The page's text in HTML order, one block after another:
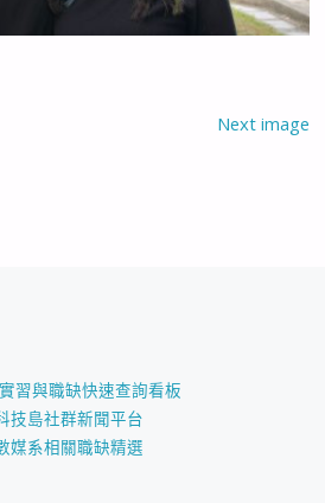
Next image
習與職缺快速查詢看板
技島社群新聞平台
媒系相關職缺精選